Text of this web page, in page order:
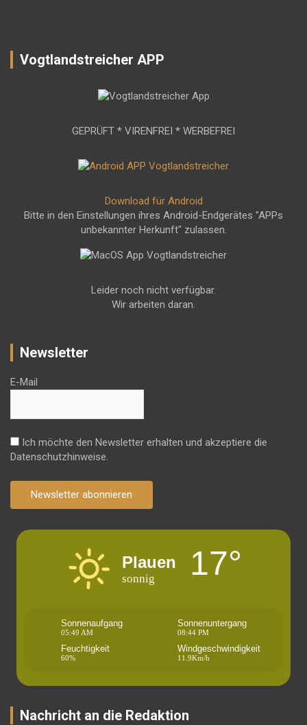
Vogtlandstreicher APP
GEPRÜFT * VIRENFREI * WERBEFREI
Download für Android
Bitte in den Einstellungen ihres Android-Endgerätes "APPs
unbekannter Herkunft" zulassen.
Leider noch nicht verfügbar.
Wir arbeiten daran.
Newsletter
E-Mail
Ich möchte den Newsletter erhalten und akzeptiere die
Datenschutzhinweise.
Newsletter abonnieren
Plauen
sonnig 17°
Sonnenaufgang
05:49 AM
Sonnenuntergang
08:44 PM
Feuchtigkeit
60%
Windgeschwindigkeit
11.9Km/h
Nachricht an die Redaktion